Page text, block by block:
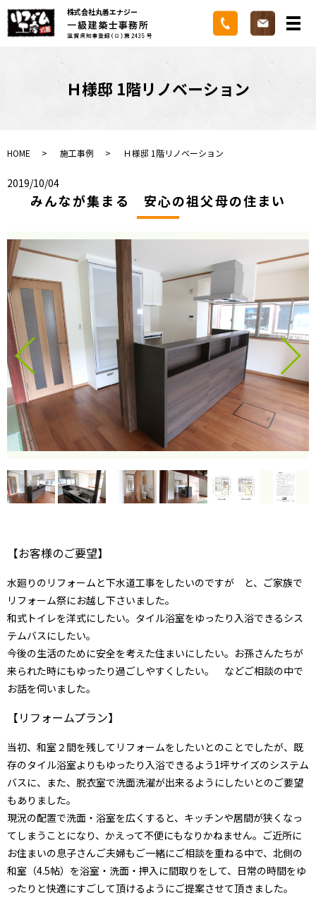
メ
株式会社丸善エナジー
Ｈ様邸 1階リノベーション
HOME 施工事例 Ｈ様邸 1階リノベーション
2019/10/04
みんなが集まる 安心の祖父母の住まい
【お客様のご要望】
水廻りのリフォームと下水道工事をしたいのですが と、ご家族で
リフォーム祭にお越し下さいました。
和式トイレを洋式にしたい。タイル浴室をゆったり入浴できるシス
テムバスにしたい。
今後の生活のために安全を考えた住まいにしたい。お孫さんたちが
来られた時にもゆったり過ごしやすくしたい。 などご相談の中で
お話を伺いました。
【リフォームプラン】
当初、和室２間を残してリフォームをしたいとのことでしたが、既
存のタイル浴室よりもゆったり入浴できるよう1坪サイズのシステム
バスに、また、脱衣室で洗面洗濯が出来るようにしたいとのご要望
もありました。
現況の配置で洗面・浴室を広くすると、キッチンや居間が狭くなっ
てしまうことになり、かえって不便にもなりかねません。ご近所に
お住まいの息子さんご夫婦もご一緒にご相談を重ねる中で、北側の
和室（4.5帖）を浴室・洗面・押入に間取りをして、日常の時間をゆ
ったりと快適にすごして頂けるようにご提案させて頂きました。